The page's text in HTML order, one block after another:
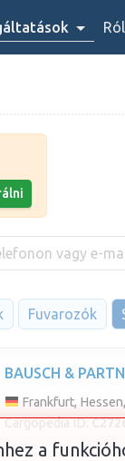
Fuvarozók
BAUSCH &
Frankfurt,
Cargopedia ID:
a